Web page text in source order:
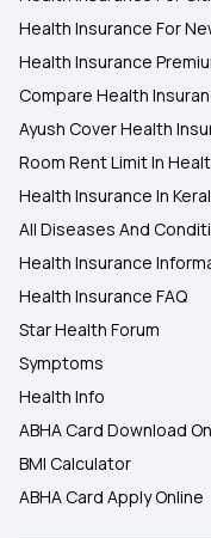
Health Insurance For
Health Insurance
Compare Health
Ayush Cover Health
Room Rent Limit In
Health Insurance In
All Diseases And
Health Insurance
Health Insurance FAQ
Star Health Forum
Symptoms
Health Info
ABHA Card Download
BMI Calculator
ABHA Card Apply Online